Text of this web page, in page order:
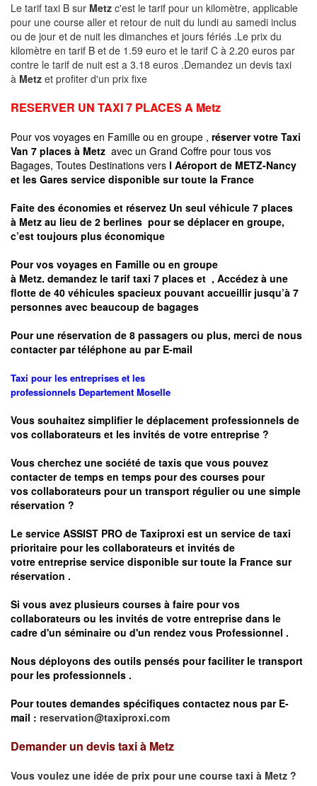
Le tarif taxi B sur Metz c'est le tarif pour un kilomètre, applicable
pour une course aller et retour de nuit du lundi au samedi inclus
ou de jour et de nuit les dimanches et jours fériés .Le prix du
kilomètre en tarif B et de 1.59 euro et le tarif C à 2.20 euros par
contre le tarif de nuit est a 3.18 euros .Demandez un devis taxi
à Metz et profiter d'un prix fixe
RESERVER UN TAXI 7 PLACES A Metz
Pour vos voyages en Famille ou en groupe , réserver votre Taxi
Van 7 places à Metz avec un Grand Coffre pour tous vos
Bagages, Toutes Destinations vers l Aéroport de METZ-Nancy
et les Gares service disponible sur toute la France
Faite des économies et réservez Un seul véhicule 7 places
à Metz au lieu de 2 berlines pour se déplacer en groupe,
c’est toujours plus économique
Pour vos voyages en Famille ou en groupe
à Metz. demandez le tarif taxi 7 places et , Accédez à une
flotte de 40 véhicules spacieux pouvant accueillir jusqu’à 7
personnes avec beaucoup de bagages
Pour une réservation de 8 passagers ou plus, merci de nous
contacter par téléphone au par E-mail
Taxi pour les entreprises et les
professionnels Departement Moselle
Vous souhaitez simplifier le déplacement professionnels de
vos collaborateurs et les invités de votre entreprise ?
Vous cherchez une société de taxis que vous pouvez
contacter de temps en temps pour des courses pour
vos collaborateurs pour un transport régulierou une simple
réservation ?
Le service ASSIST PRO de Taxiproxi est un service de taxi
prioritaire pour les collaborateurs et invités de
votre entreprise service disponible sur toute la France sur
réservation .
Si vous avez plusieurs courses à faire pour vos
collaborateurs ou les invités de votre entreprise dans le
cadre d'un séminaire ou d'un rendez vous Professionnel .
Nous déployons des outils pensés pour faciliter le transport
pour les professionnels .
Pour toutes demandes spécifiques contactez nous par E-
mail : reservation@taxiproxi.com
Demander un devis taxi à Metz
Vous voulez une idée de prix pour une course taxi à Metz ?